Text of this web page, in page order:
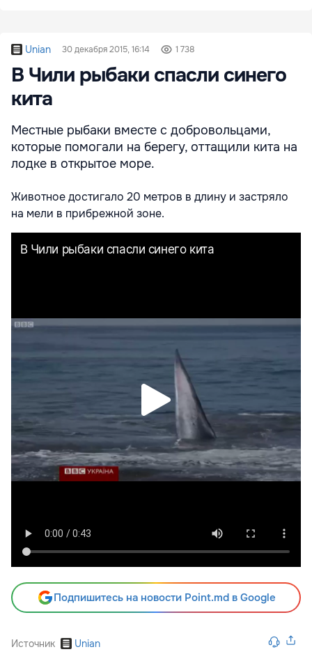
Unian 30 декабря 2015, 16:14 1 738
В Чили рыбаки спасли синего
кита
Местные рыбаки вместе с добровольцами,
которые помогали на берегу, оттащили кита на
лодке в открытое море.
Животное достигало 20 метров в длину и застряло
на мели в прибрежной зоне.
Подпишитесь на новости Point.md в Google
Источник Unian